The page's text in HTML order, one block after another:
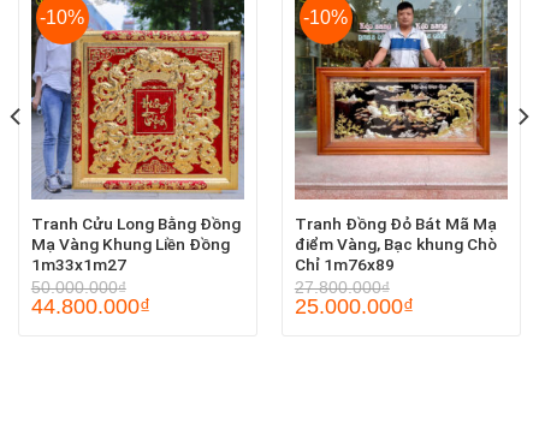
-10%
Tranh Cửu Long Bằng Đồng
Mạ Vàng Khung Liền Đồng
1m33x1m27
50.000.000₫
44.800.000₫
-10%
Tranh Đồng Đỏ Bát Mã Mạ
điểm Vàng, Bạc khung Chò
Chỉ 1m76x89
27.800.000₫
25.000.000₫